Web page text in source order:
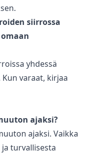
siirrossa
yhdessä
varaat, kirjaa
ajaksi?
ajaksi. Vaikka
turvallisesta